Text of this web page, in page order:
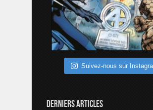
Suivez-nous sur
DERNIERS ARTICLES